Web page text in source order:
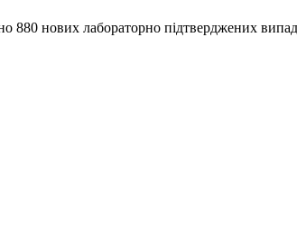
880 нових лабораторно підтверджених